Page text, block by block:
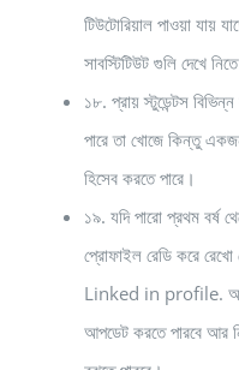
টিউটোরিয়াল পাওয়া যায়
সাবস্টিটিউট গুলি দেখে
১৮. প্রায় স্টুডেন্টস
পারে তা খোজে কিন্তু
হিসেব করতে পারে।
১৯. যদি পারো প্রথম বর্ষ
প্রোফাইল রেডি করে
Linked in profile.
আপডেট করতে পারবে আর